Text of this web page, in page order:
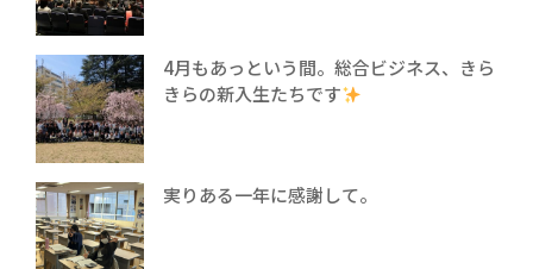
4月もあっという間。総合ビジネス、きら
きらの新入生たちです
実りある一年に感謝して。